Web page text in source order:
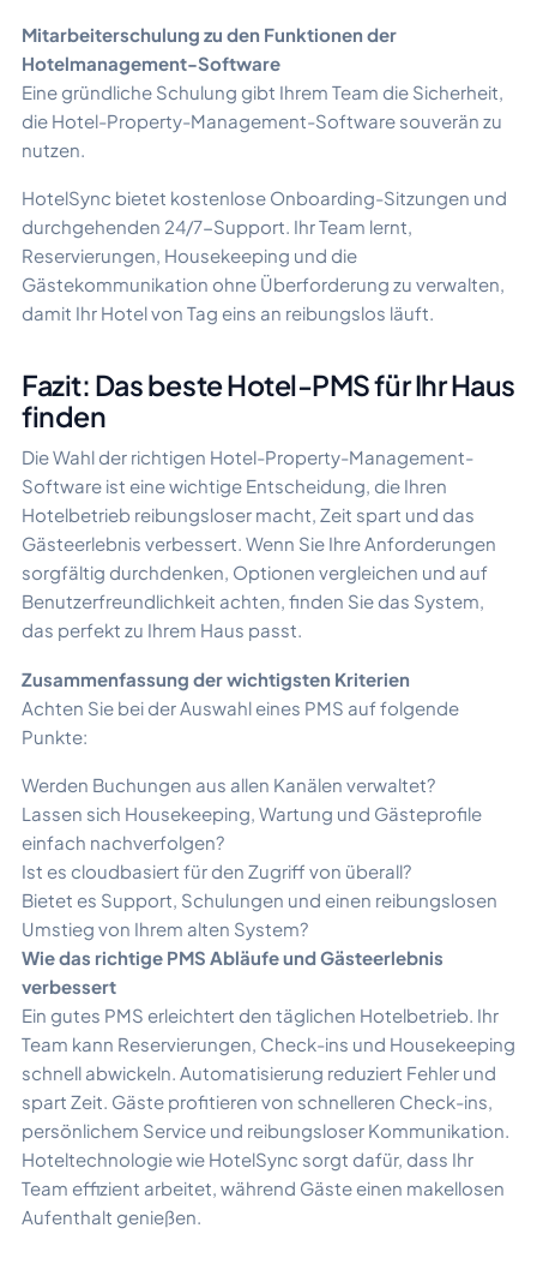
Mitarbeiterschulung zu den Funktionen der
Hotelmanagement-Software
Eine gründliche Schulung gibt Ihrem Team die Sicherheit,
die Hotel-Property-Management-Software souverän zu
nutzen.
HotelSync bietet kostenlose Onboarding-Sitzungen und
durchgehenden 24/7-Support. Ihr Team lernt,
Reservierungen, Housekeeping und die
Gästekommunikation ohne Überforderung zu verwalten,
damit Ihr Hotel von Tag eins an reibungslos läuft.
Fazit: Das beste Hotel-PMS für Ihr Haus
finden
Die Wahl der richtigen Hotel-Property-Management-
Software ist eine wichtige Entscheidung, die Ihren
Hotelbetrieb reibungsloser macht, Zeit spart und das
Gästeerlebnis verbessert. Wenn Sie Ihre Anforderungen
sorgfältig durchdenken, Optionen vergleichen und auf
Benutzerfreundlichkeit achten, finden Sie das System,
das perfekt zu Ihrem Haus passt.
Zusammenfassung der wichtigsten Kriterien
Achten Sie bei der Auswahl eines PMS auf folgende
Punkte:
Werden Buchungen aus allen Kanälen verwaltet?
Lassen sich Housekeeping, Wartung und Gästeprofile
einfach nachverfolgen?
Ist es cloudbasiert für den Zugriff von überall?
Bietet es Support, Schulungen und einen reibungslosen
Umstieg von Ihrem alten System?
Wie das richtige PMS Abläufe und Gästeerlebnis
verbessert
Ein gutes PMS erleichtert den täglichen Hotelbetrieb. Ihr
Team kann Reservierungen, Check-ins und Housekeeping
schnell abwickeln. Automatisierung reduziert Fehler und
spart Zeit. Gäste profitieren von schnelleren Check-ins,
persönlichem Service und reibungsloser Kommunikation.
Hoteltechnologie wie HotelSync sorgt dafür, dass Ihr
Team effizient arbeitet, während Gäste einen makellosen
Aufenthalt genießen.